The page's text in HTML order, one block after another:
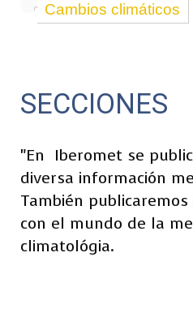
Cambios climáticos
SECCIONES
"En
Iberomet se
diversa información
También publicaremos
con el mundo de la
climatológia.